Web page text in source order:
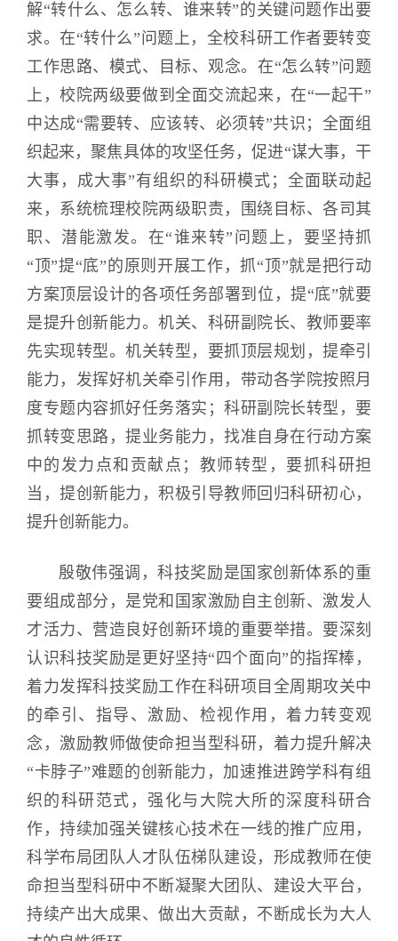
解“转什么、怎么转、谁来转”的关键问题作出要
求。在“转什么”问题上，全校科研工作者要转变
工作思路、模式、目标、观念。在“怎么转”问题
上，校院两级要做到全面交流起来，在“一起干”
中达成“需要转、应该转、必须转”共识；全面组
织起来，聚焦具体的攻坚任务，促进“谋大事，干
大事，成大事”有组织的科研模式；全面联动起
来，系统梳理校院两级职责，围绕目标、各司其
职、潜能激发。在“谁来转”问题上，要坚持抓
“顶”提“底”的原则开展工作，抓“顶”就是把行动
方案顶层设计的各项任务部署到位，提“底”就要
是提升创新能力。机关、科研副院长、教师要率
先实现转型。机关转型，要抓顶层规划，提牵引
能力，发挥好机关牵引作用，带动各学院按照月
度专题内容抓好任务落实；科研副院长转型，要
抓转变思路，提业务能力，找准自身在行动方案
中的发力点和贡献点；教师转型，要抓科研担
当，提创新能力，积极引导教师回归科研初心，
提升创新能力。
殷敬伟强调，科技奖励是国家创新体系的重
要组成部分，是党和国家激励自主创新、激发人
才活力、营造良好创新环境的重要举措。要深刻
认识科技奖励是更好坚持“四个面向”的指挥棒，
着力发挥科技奖励工作在科研项目全周期攻关中
的牵引、指导、激励、检视作用，着力转变观
念，激励教师做使命担当型科研，着力提升解决
“卡脖子”难题的创新能力，加速推进跨学科有组
织的科研范式，强化与大院大所的深度科研合
作，持续加强关键核心技术在一线的推广应用，
科学布局团队人才队伍梯队建设，形成教师在使
命担当型科研中不断凝聚大团队、建设大平台，
持续产出大成果、做出大贡献，不断成长为大人